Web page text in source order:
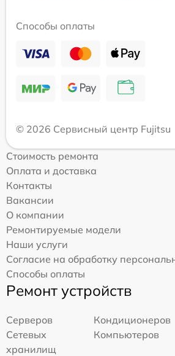
Способы оплаты
© 2026 Сервисный центр Fujitsu
Стоимость ремонта
Оплата и доставка
Контакты
Вакансии
О компании
Ремонтируемые модели
Наши услуги
Согласие на обработку
Способы оплаты
Ремонт устройств
Серверов
Кондиционеров
Сетевых
хранилищ
Компьютеров